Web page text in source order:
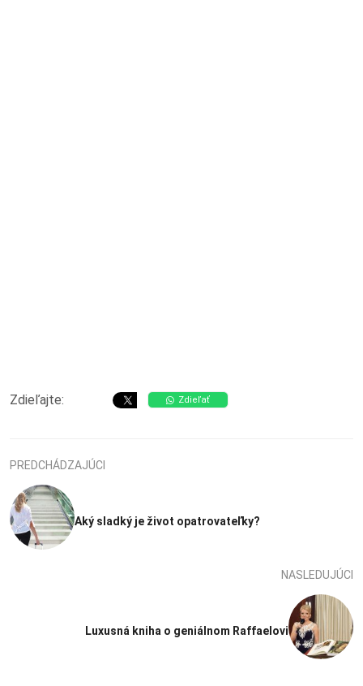
Zdieľajte: Zdieľať
PREDCHÁDZAJÚCI
Aký sladký je život opatrovateľky?
NASLEDUJÚCI
Luxusná kniha o geniálnom Raffaelovi